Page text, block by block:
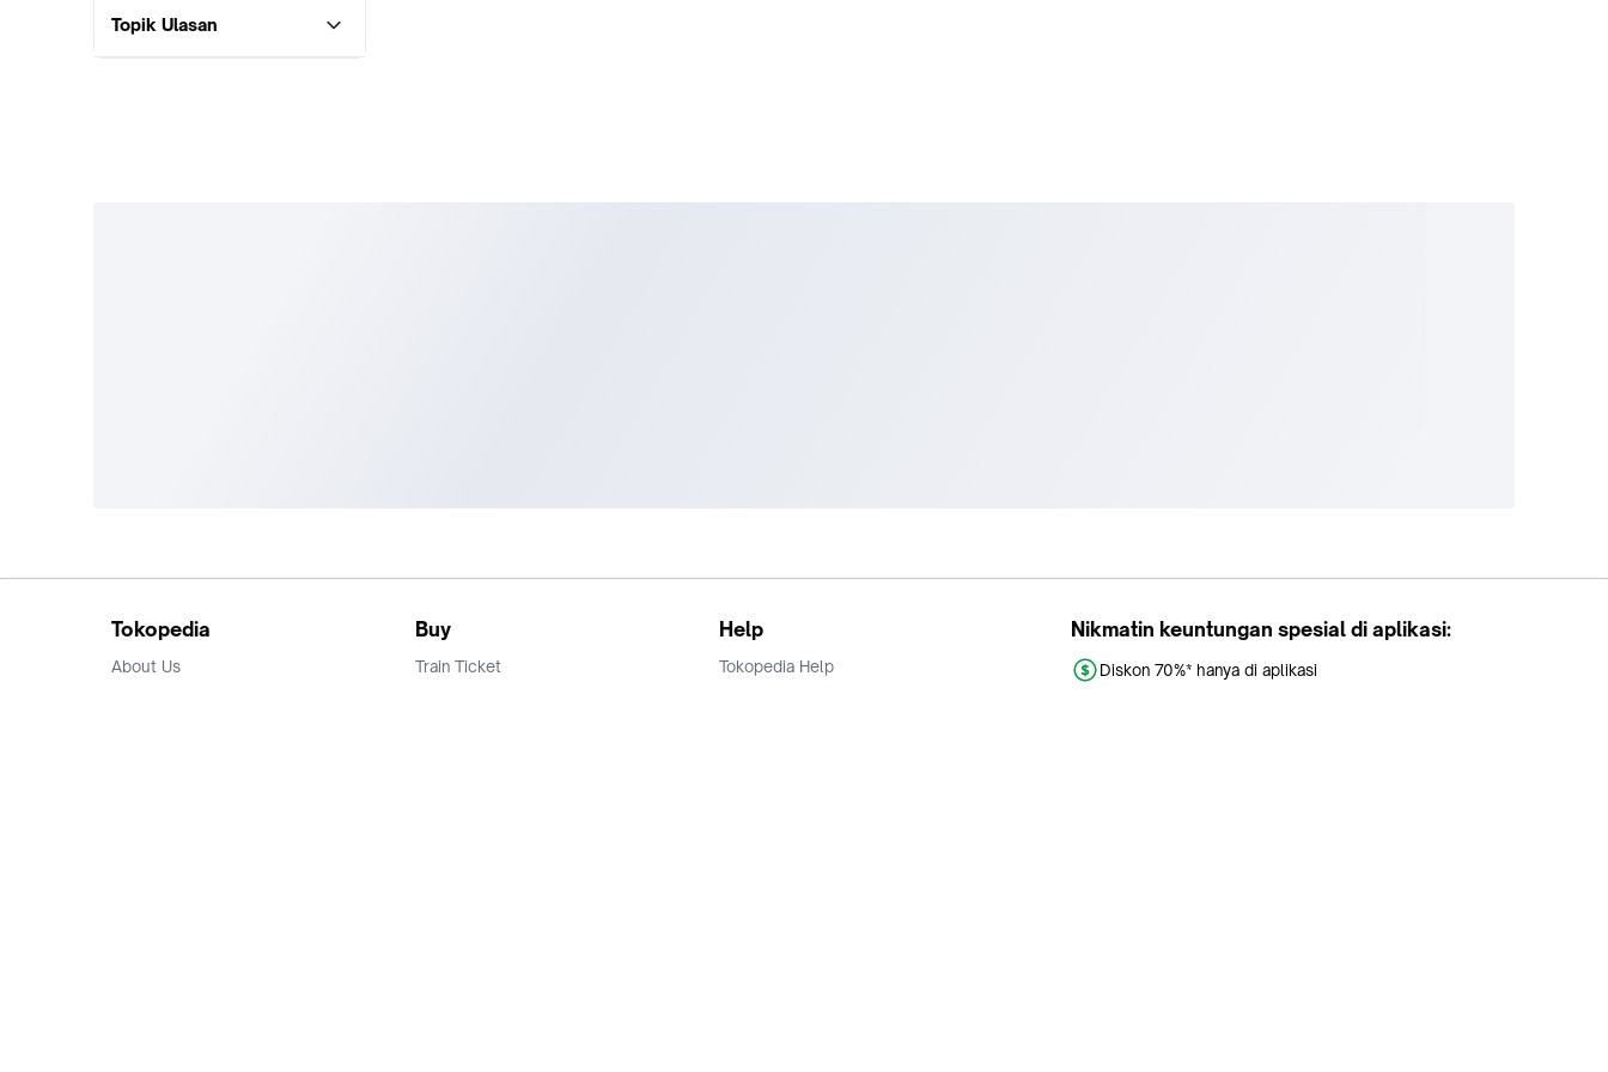
Topik Ulasan
Tokopedia
About Us
Buy
Train Ticket
Help
Tokopedia Help
Nikmatin keuntungan spesial di aplikasi:
Diskon 70%* hanya di aplikasi